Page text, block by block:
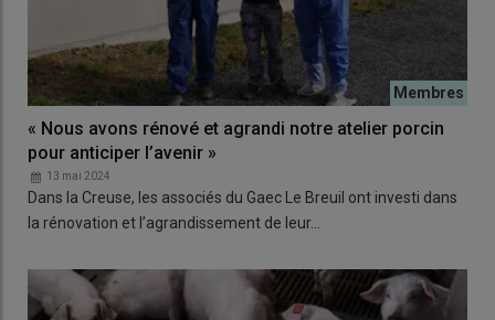
« Nous avons rénové et agrandi notre atelier porcin
pour anticiper l’avenir »
13 mai 2024
Dans la Creuse, les associés du Gaec Le Breuil ont investi dans
la rénovation et l’agrandissement de leur…